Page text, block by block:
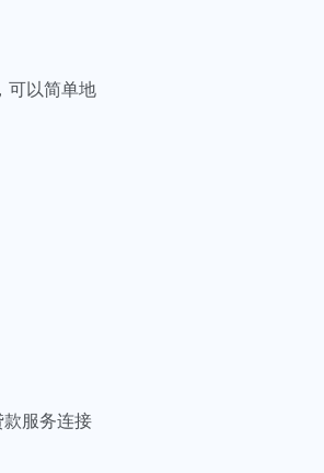
可以简单地
服务连接